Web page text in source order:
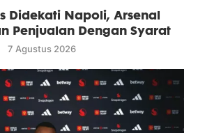
Didekati Napoli, Arsenal
Penjualan Dengan Syarat
7 Agustus 2026